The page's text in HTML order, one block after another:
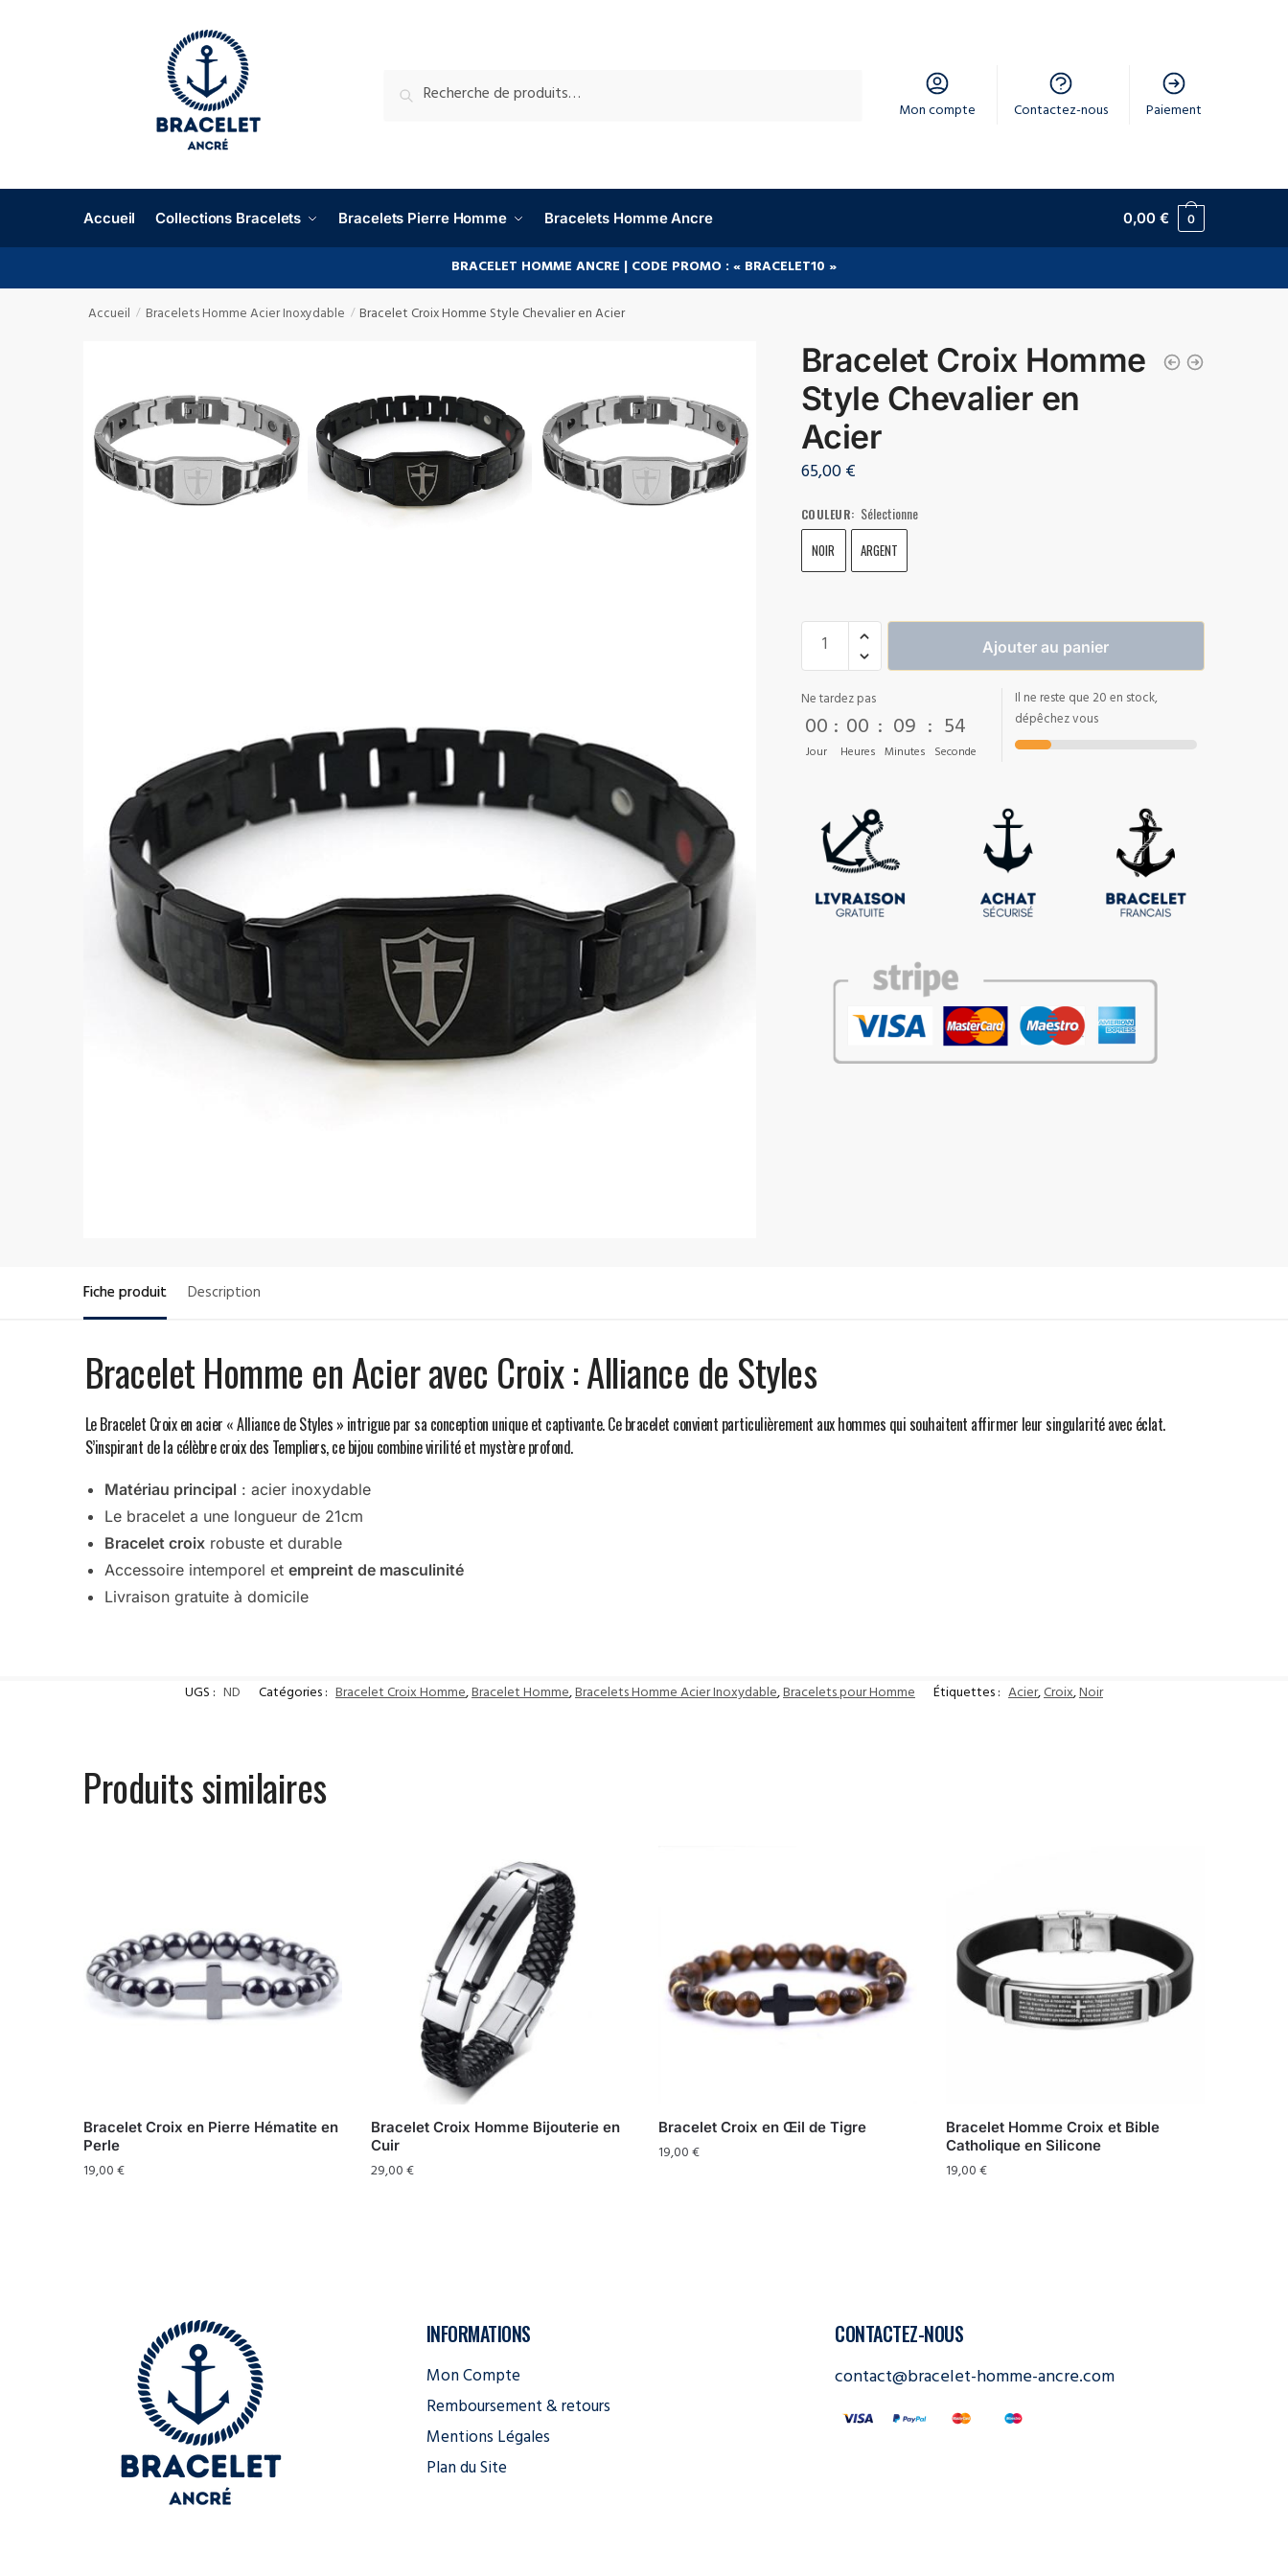
Mon compte Contactez-nous Paiement
Accueil Collections Bracelets Bracelets Pierre Homme Bracelets Homme Ancre 0,00€ 0
BRACELET HOMME ANCRE | CODE PROMO : « BRACELET10 »
Accueil / Bracelets Homme Acier Inoxydable / Bracelet Croix Homme Style Chevalier en Acier
Bracelet Croix Homme
Style Chevalier en
Acier
65,00€
COULEUR: Sélectionne
NOIR ARGENT
Ajouter au panier
Ne tardez pas
00
Jour
: 00
Heures
: 09
Minutes
: 53
Seconde
Il ne reste que 20 en stock,
dépêchez vous
Fiche produit Description
Bracelet Homme en Acier avec Croix : Alliance de Styles
Le Bracelet Croix en acier « Alliance de Styles » intrigue par sa conception unique et captivante. Ce bracelet convient particulièrement aux hommes qui souhaitent affirmer leur singularité avec éclat.
S’inspirant de la célèbre croix des Templiers, ce bijou combine virilité et mystère profond.
Matériau principal : acier inoxydable
Le bracelet a une longueur de 21cm
Bracelet croixrobuste et durable
Accessoire intemporel et empreint de masculinité
Livraison gratuite à domicile
UGS : ND Catégories : Bracelet Croix Homme,Bracelet Homme,Bracelets Homme Acier Inoxydable,Bracelets pour Homme Étiquettes : Acier,Croix,Noir
Produits similaires
Bracelet Croix en Pierre Hématite en
Perle
19,00€
Bracelet Croix Homme Bijouterie en
Cuir
29,00€
Bracelet Croix en Œil de Tigre
19,00€
Bracelet Homme Croix et Bible
Catholique en Silicone
19,00€
INFORMATIONS
Mon Compte
Remboursement & retours
Mentions Légales
Plan du Site
CONTACTEZ-NOUS
contact@bracelet-homme-ancre.com